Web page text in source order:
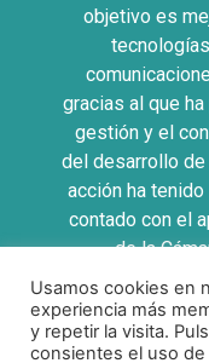
objetivo es
gracias al que
gestión y el
del desarrollo de
acción ha
contado con el
de la
UNA
Usamos cookies en
experiencia más
y repetir la visita.
consientes el uso de